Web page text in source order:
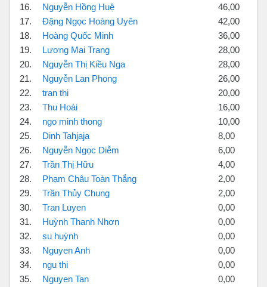
16.
Nguyễn Hồng Huệ
46,00
17.
Đặng Ngọc Hoàng Uyên
42,00
18.
Hoàng Quốc Minh
36,00
19.
Lương Mai Trang
28,00
20.
Nguyễn Thị Kiều Nga
28,00
21.
Nguyễn Lan Phong
26,00
22.
tran thi
20,00
23.
Thu Hoài
16,00
24.
ngo minh thong
10,00
25.
Dinh Tahjaja
8,00
26.
Nguyễn Ngọc Diễm
6,00
27.
Trần Thị Hữu
4,00
28.
Phạm Châu Toàn Thắng
2,00
29.
Trần Thủy Chung
2,00
30.
Tran Luyen
0,00
31.
Huỳnh Thanh Nhơn
0,00
32.
su huỳnh
0,00
33.
Nguyen Anh
0,00
34.
ngu thi
0,00
35.
Nguyen Tan
0,00